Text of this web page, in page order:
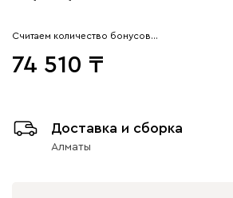
Считаем количество бонусов…
74 510
Доставка и сборка
Алматы